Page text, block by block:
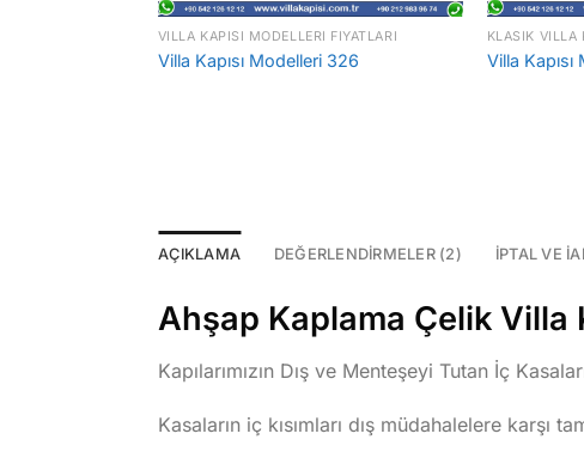
VILLA KAPISI MODELLERI FIYATLARI
Villa Kapısı Modelleri 326
KLASIK VILLA
Villa
AÇIKLAMA DEĞERLENDIRMELER (2) İPTAL VE
Ahşap Kaplama Çelik Villa
Kapılarımızın Dış ve Menteşeyi Tutan İç
Kasaların iç kısımları dış müdahalelere karşı